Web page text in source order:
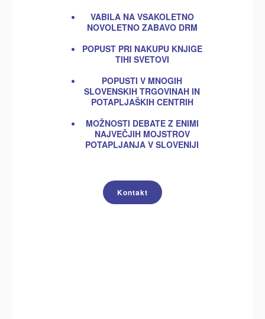
VABILA NA VSAKOLETNO
NOVOLETNO ZABAVO DRM
POPUST PRI NAKUPU KNJIGE
TIHI SVETOVI
POPUSTI V MNOGIH
SLOVENSKIH TRGOVINAH IN
POTAPLJAŠKIH CENTRIH
MOŽNOSTI DEBATE Z ENIMI
NAJVEČJIH MOJSTROV
POTAPLJANJA V SLOVENIJI
Kontakt